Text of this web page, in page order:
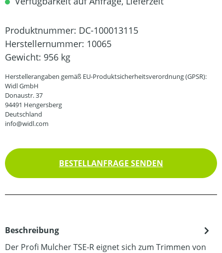
Produktnummer: DC-100013115
Herstellernummer: 10065
Gewicht: 956 kg
Herstellerangaben gemäß EU-Produktsicherheitsverordnung (GPSR):
Widl GmbH
Donaustr. 37
94491 Hengersberg
Deutschland
info@widl.com
BESTELLANFRAGE SENDEN
Beschreibung
Der Profi Mulcher TSE-R eignet sich zum Trimmen von